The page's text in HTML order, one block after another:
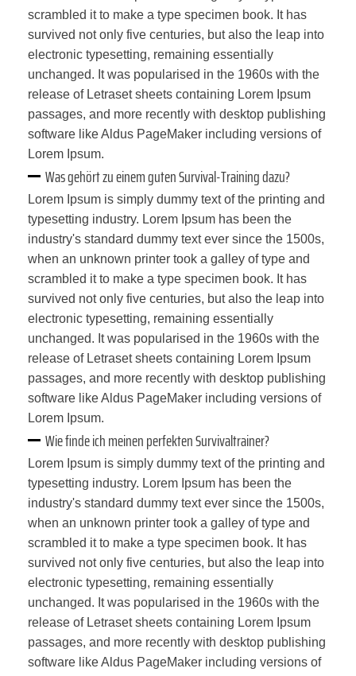
scrambled it to make a type specimen book. It has
survived not only five centuries, but also the leap into
electronic typesetting, remaining essentially
unchanged. It was popularised in the 1960s with the
release of Letraset sheets containing Lorem Ipsum
passages, and more recently with desktop publishing
software like Aldus PageMaker including versions of
Lorem Ipsum.
Was gehört zu einem guten Survival-Training dazu?
Lorem Ipsum is simply dummy text of the printing and
typesetting industry. Lorem Ipsum has been the
industry's standard dummy text ever since the 1500s,
when an unknown printer took a galley of type and
scrambled it to make a type specimen book. It has
survived not only five centuries, but also the leap into
electronic typesetting, remaining essentially
unchanged. It was popularised in the 1960s with the
release of Letraset sheets containing Lorem Ipsum
passages, and more recently with desktop publishing
software like Aldus PageMaker including versions of
Lorem Ipsum.
Wie finde ich meinen perfekten Survivaltrainer?
Lorem Ipsum is simply dummy text of the printing and
typesetting industry. Lorem Ipsum has been the
industry's standard dummy text ever since the 1500s,
when an unknown printer took a galley of type and
scrambled it to make a type specimen book. It has
survived not only five centuries, but also the leap into
electronic typesetting, remaining essentially
unchanged. It was popularised in the 1960s with the
release of Letraset sheets containing Lorem Ipsum
passages, and more recently with desktop publishing
software like Aldus PageMaker including versions of